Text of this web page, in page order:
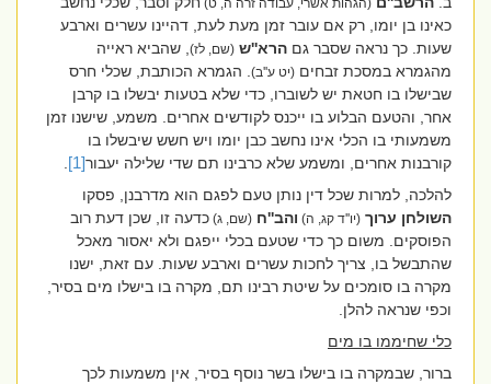
(הגהות אשרי, עבודה זרה ה, ט)
כאינו בן יומו, רק אם עובר זמן מעת לעת, דהיינו עשרים וארבע
שעות. כך נראה שסבר גםהרא''ש (שם, לז) , שהביא ראייה
מהגמרא במסכת זבחים(יט ע''ב). הגמרא הכותבת, שכלי חרס
שבישלו בו חטאת יש לשוברו, כדי שלא בטעות יבשלו בו קרבן
אחר, והטעם הבלוע בו ייכנס לקודשים אחרים. משמע, שישנו זמן
משמעותי בו הכלי אינו נחשב כבן יומו ויש חשש שיבשלו בו
קורבנות אחרים, ומשמע שלא כרבינו תם שדי שלילה יעבור[1]
.
להלכה, למרות שכל דין נותן טעם לפגם הוא מדרבנן, פסקו
השולחן ערוך (יו''ד קג, ה) והב''ח (שם, ג) כדעה זו, שכן דעת רוב
הפוסקים. משום כך כדי שטעם בכלי ייפגם ולא יאסור מאכל
שהתבשל בו, צריך לחכות עשרים וארבע שעות. עם זאת, ישנו
מקרה בו סומכים על שיטת רבינו תם, מקרה בו בישלו מים בסיר,
וכפי שנראה להלן.
כלי שחיממו בו מים
ברור, שבמקרה בו בישלו בשר נוסף בסיר, אין משמעות לכך